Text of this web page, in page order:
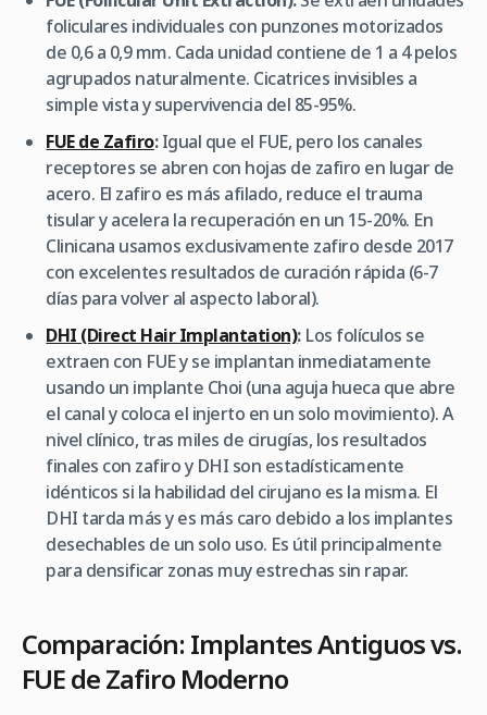
foliculares individuales con punzones motorizados
de 0,6 a 0,9 mm. Cada unidad contiene de 1 a 4 pelos
agrupados naturalmente. Cicatrices invisibles a
simple vista y supervivencia del 85-95%.
FUE de Zafiro:Igual que el FUE, pero los canales
receptores se abren con hojas de zafiro en lugar de
acero. El zafiro es más afilado, reduce el trauma
tisular y acelera la recuperación en un 15-20%. En
Clinicana usamos exclusivamente zafiro desde 2017
con excelentes resultados de curación rápida (6-7
días para volver al aspecto laboral).
DHI (Direct Hair Implantation):Los folículos se
extraen con FUE y se implantan inmediatamente
usando un implante Choi (una aguja hueca que abre
el canal y coloca el injerto en un solo movimiento). A
nivel clínico, tras miles de cirugías, los resultados
finales con zafiro y DHI son estadísticamente
idénticos si la habilidad del cirujano es la misma. El
DHI tarda más y es más caro debido a los implantes
desechables de un solo uso. Es útil principalmente
para densificar zonas muy estrechas sin rapar.
Comparación: Implantes Antiguos vs.
FUE de Zafiro Moderno